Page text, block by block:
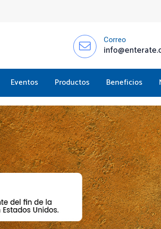
Correo
Eventos Productos Beneficios